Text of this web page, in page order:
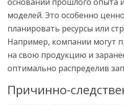
моделей. Это особенно
планировать ресурсы или
Например, компании могут
на свою продукцию и
оптимально распределив
Причинно-